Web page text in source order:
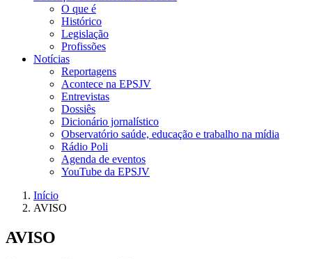
O que é
Histórico
Legislação
Profissões
Notícias
Reportagens
Acontece na EPSJV
Entrevistas
Dossiês
Dicionário jornalístico
Observatório saúde, educação e trabalho na mídia
Rádio Poli
Agenda de eventos
YouTube da EPSJV
Início
AVISO
AVISO